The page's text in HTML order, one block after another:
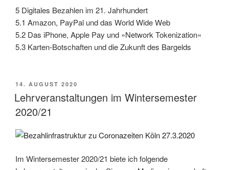
5 Digitales Bezahlen im 21. Jahrhundert
5.1 Amazon, PayPal und das World Wide Web
5.2 Das iPhone, Apple Pay und »Network Tokenization«
5.3 Karten-Botschaften und die Zukunft des Bargelds
VERÖFFENTLICHT
AM
14. AUGUST 2020
Lehrveranstaltungen im Wintersemester
2020/21
Im Wintersemester 2020/21 biete ich folgende